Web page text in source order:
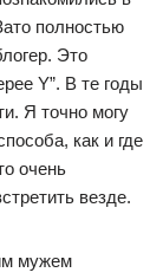
полностью
Это
Y”. В те годы
Я точно могу
как и где
очень
везде.
мужем